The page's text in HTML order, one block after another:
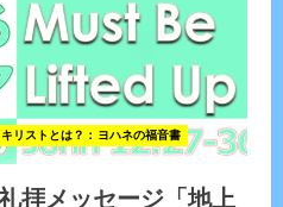
リストとは？：ヨハネの福音書
拝メッセージ「地上